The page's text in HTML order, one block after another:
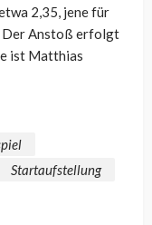
2,35, jene für
Der Anstoß erfolgt
ist Matthias
Startaufstellung